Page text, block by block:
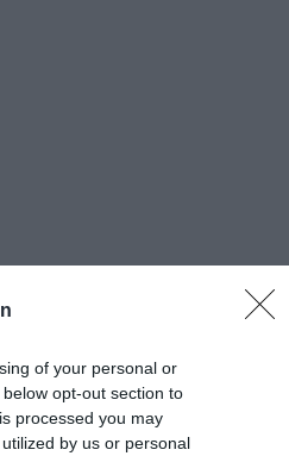
of your personal or
opt-out section to
processed you may
by us or personal
Αττικής.